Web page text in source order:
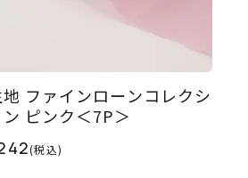
地 ファインローンコレクシ
ン ピンク＜7P＞
(税込)